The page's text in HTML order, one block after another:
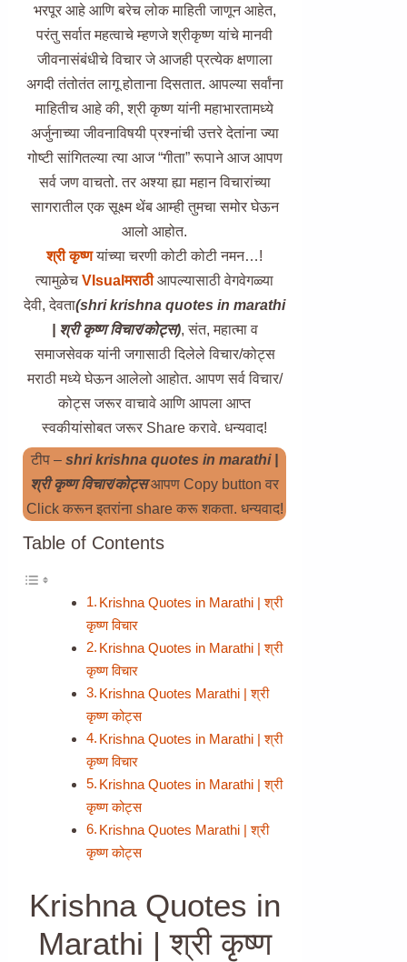
भरपूर आहे आणि बरेच लोक माहिती जाणून आहेत,
परंतु सर्वात महत्वाचे म्हणजे श्रीकृष्ण यांचे मानवी
जीवनासंबंधीचे विचार जे आजही प्रत्येक क्षणाला
अगदी तंतोतंत लागू होताना दिसतात. आपल्या सर्वांना
माहितीच आहे की, श्री कृष्ण यांनी महाभारतामध्ये
अर्जुनाच्या जीवनाविषयी प्रश्नांची उत्तरे देतांना ज्या
गोष्टी सांगितल्या त्या आज “गीता” रूपाने आज आपण
सर्व जण वाचतो. तर अश्या ह्या महान विचारांच्या
सागरातील एक सूक्ष्म थेंब आम्ही तुमचा समोर घेऊन
आलो आहोत.
श्री कृष्णयांच्या चरणी कोटी कोटी नमन…!
त्यामुळेचVIsualमराठीआपल्यासाठी वेगवेगळ्या
देवी, देवता(shri krishna quotes in marathi
| श्री कृष्ण विचार/कोट्स), संत, महात्मा व
समाजसेवक यांनी जगासाठी दिलेले विचार/कोट्स
मराठी मध्ये घेऊन आलेलो आहोत. आपण सर्व विचार/
कोट्स जरूर वाचावे आणि आपला आप्त
स्वकीयांसोबत जरूर Share करावे. धन्यवाद!
टीप –shri krishna quotes in marathi |
श्री कृष्ण विचार/कोट्सआपण Copy button वर
Click करून इतरांना share करू शकता. धन्यवाद!
Table of Contents
Krishna Quotes in Marathi | श्री
कृष्ण विचार
Krishna Quotes in Marathi | श्री
कृष्ण विचार
Krishna Quotes Marathi | श्री
कृष्ण कोट्स
Krishna Quotes in Marathi | श्री
कृष्ण विचार
Krishna Quotes in Marathi | श्री
कृष्ण कोट्स
Krishna Quotes Marathi | श्री
कृष्ण कोट्स
Krishna Quotes in
Marathi | श्री कृष्ण